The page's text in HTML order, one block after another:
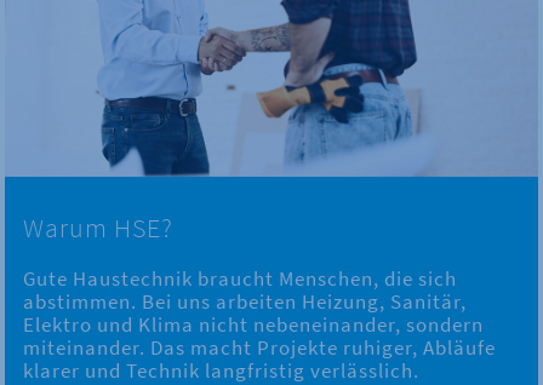
Warum HSE?
Gute Haustechnik braucht Menschen, die sich
abstimmen. Bei uns arbeiten Heizung, Sanitär,
Elektro und Klima nicht nebeneinander, sondern
miteinander. Das macht Projekte ruhiger, Abläufe
klarer und Technik langfristig verlässlich.